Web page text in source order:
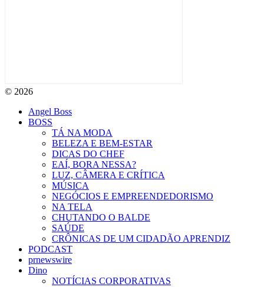
© 2026
Angel Boss
BOSS
TÁ NA MODA
BELEZA E BEM-ESTAR
DICAS DO CHEF
EAÍ, BORA NESSA?
LUZ, CÂMERA E CRÍTICA
MÚSICA
NEGÓCIOS E EMPREENDEDORISMO
NA TELA
CHUTANDO O BALDE
SAÚDE
CRÔNICAS DE UM CIDADÃO APRENDIZ
PODCAST
prnewswire
Dino
NOTÍCIAS CORPORATIVAS